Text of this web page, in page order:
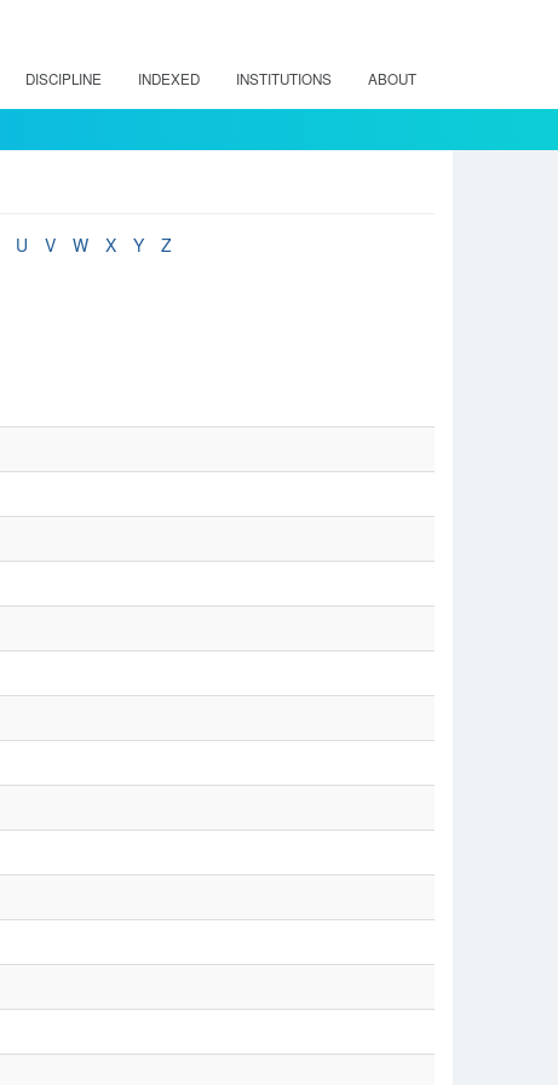
DISCIPLINE INDEXED INSTITUTIONS ABOUT
U V W X Y Z